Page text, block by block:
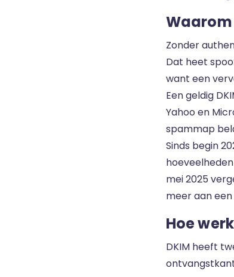
Waarom
Zonder
Dat heet
want een
Een geldig
Yahoo en
spammap
Sinds begin
mei 2025
meer aan een
Hoe
DKIM heeft